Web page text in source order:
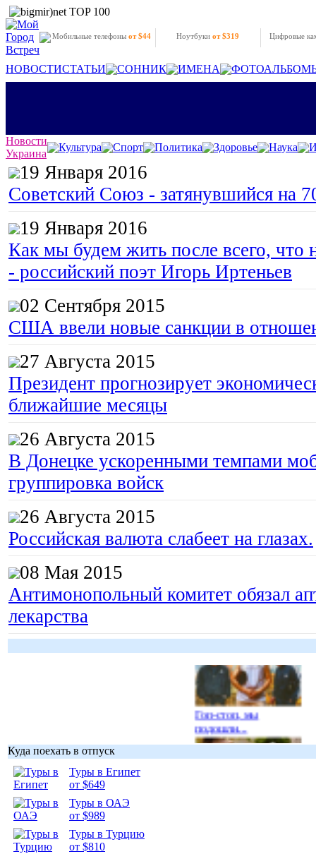
Мобильные телефоны от $44 Ноутбукиот $319 Цифровые
НОВОСТИСТАТЬИ СОННИК ИМЕНА
Новости
Украина
Культура Спорт Политика Здоровье Наука
19 Января 2016
Советский Союз - затянувшийся на
19 Января 2016
Как мы будем жить после всего, что
- российский поэт Игорь Иртеньев
02 Сентября 2015
США ввели новые санкции в
27 Августа 2015
Президент прогнозирует
ближайшие месяцы
26 Августа 2015
В Донецке ускоренными темпами
группировка войск
26 Августа 2015
Российская валюта слабеет на глазах.
08 Мая 2015
Антимонопольный комитет обязал
лекарства
Гоп-стоп, мы
подошли...
Куда поехать в отпуск
Туры в Египет
от $649
Туры в ОАЭ
от $989
Туры в Турцию
от $810